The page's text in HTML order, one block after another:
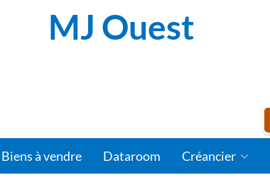
MJ Ouest
Biens à vendre Dataroom Créancier